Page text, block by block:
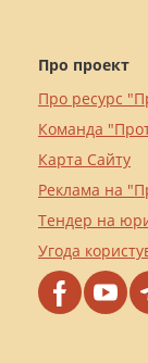
Про проект
Про ресурс
Команда
Карта Сайту
Реклама на
Тендер на
Угода